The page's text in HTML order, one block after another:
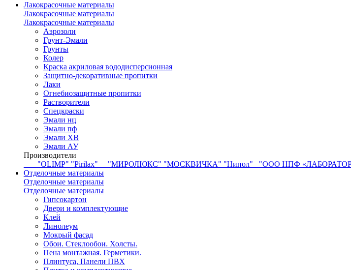
Лакокрасочные материалы
Лакокрасочные материалы
Лакокрасочные материалы
Аэрозоли
Грунт-Эмали
Грунты
Колер
Краска акриловая вододисперсионная
Защитно-декоративные пропитки
Лаки
Огнебиозащитные пропитки
Растворители
Спецкраски
Эмали нц
Эмали пф
Эмали ХВ
Эмали АУ
Производители
"OLIMP" "Pirilax" "МИРОЛЮКС" "МОСКВИЧКА" "Нипол"
"ООО НПФ
Отделочные материалы
Отделочные материалы
Отделочные материалы
Гипсокартон
Двери и комплектующие
Клей
Линолеум
Мокрый фасад
Обои. Стеклообои. Холсты.
Пена монтажная. Герметики.
Плинтуса, Панели ПВХ